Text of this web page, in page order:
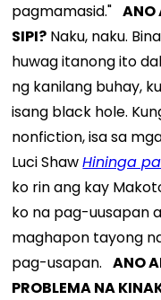
pagmamasid." ANO
SIPI? Naku, naku.
huwag itanong ito
ng kanilang buhay,
isang black hole.
nonfiction, isa sa
Luci ShawHininga
ko rin ang kay
ko na pag-uusapan
maghapon tayong
pag-usapan. ANO
PROBLEMA NA